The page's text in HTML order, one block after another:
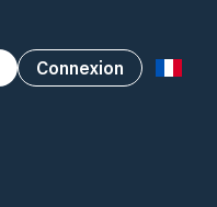
Connexion